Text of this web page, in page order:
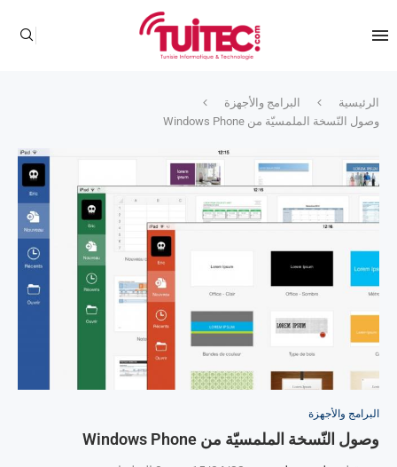
الرئيسية
البرامج والأجهزة
وصول النّسخة الملمسيّة من Windows Phone
البرامج والأجهزة
وصول النّسخة الملمسيّة من Windows Phone